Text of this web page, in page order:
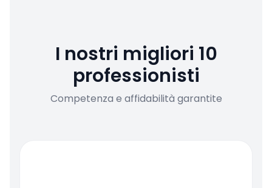
I nostri migliori 10
professionisti
Competenza e affidabilità garantite